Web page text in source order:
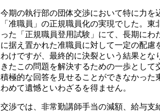
今期の執行部の団体交渉において特に力を
「准職員」の正規職員化の実現でした。東
った「正規職員登用試験」にて、長期にわ
に据え置かれた准職員に対して一定の配慮
わけですが、最終的に決裂という結果とな
きたこの問題を解決するための一歩として
積極的な回答を見せることができなかった
わめて遺憾といわざるを得ません。
交渉では、非常勤講師手当の減額、給与支